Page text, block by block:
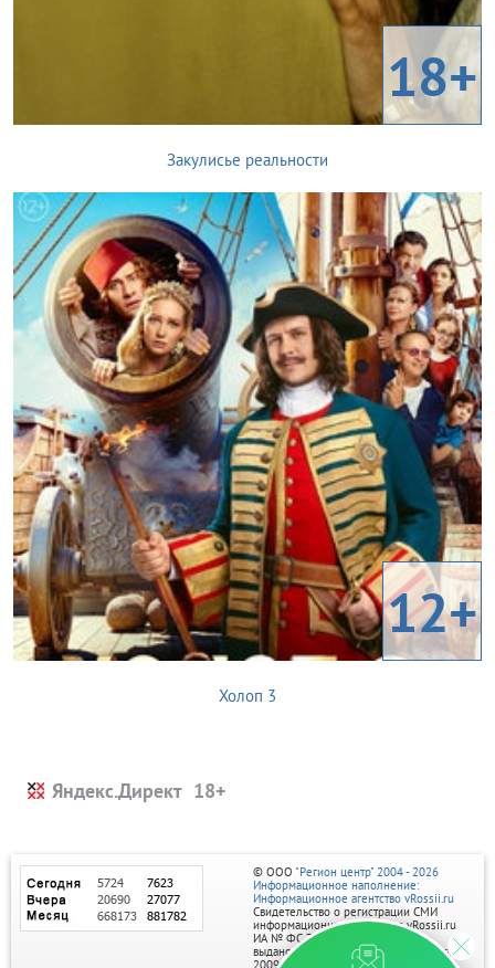
18+
Закулисье реальности
12+
Холоп 3
Яндекс.Директ
© ООО "Регион центр" 2004 - 2026
Информационное наполнение:
Информационное агентство vRossii.ru
Свидетельство о регистрации СМИ
информационного агентства vRossii.ru
ИА № ФС 77‑35502
выдано РОСКОМНАДЗОРом 04 марта
2009г.